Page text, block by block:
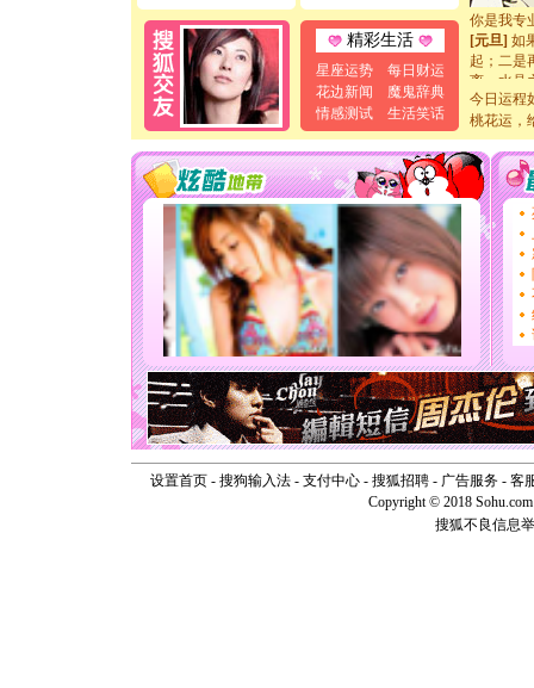
精彩生活
星座运势
每日财运
花边新闻
魔鬼辞典
情感测试
生活笑话
你是我专
[元旦]如
起；二是
离。水晶
[元旦]当
泣，这痛
卖了。水
[春节]风
颜！冬
道一声
[春节]
传
片叶子
送你一
[圣诞节]
你太多
要平安
[圣诞节]
能正大
天都要快
[圣诞节]
如意,快
[元旦]看
你是我专
[元旦] 如
起；二是
今日运程
桃花运，
设置首页- 搜狗输入法- 支付中心- 搜狐招聘- 广告服务- 客
Copyright © 2018
搜狐不良信息